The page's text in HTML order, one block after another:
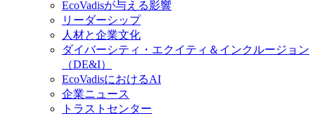
EcoVadisが与える影響
リーダーシップ
人材と企業文化
ダイバーシティ・エクイティ＆インクルージョン
（DE&I）
EcoVadisにおけるAI
企業ニュース
トラストセンター